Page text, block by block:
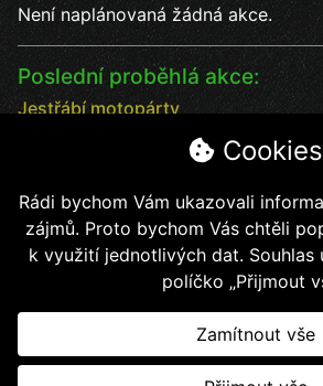
Není naplánovaná žádná akce.
Poslední proběhlá akce:
Jestřábí motopárty
Jestřábí motopárty od 18 - 20.7.
Čas: 17:00
Místo:Jestřábí chýše
soutěže, kapely, jídlo, pití bezva
Copyright © 2026, Jestřábí
Cookies
Rádi bychom Vám ukazovali
zájmů. Proto bychom Vás chtěli
k využití jednotlivých dat. Souhlas
políčko „Přijmout
Zamítnout vše